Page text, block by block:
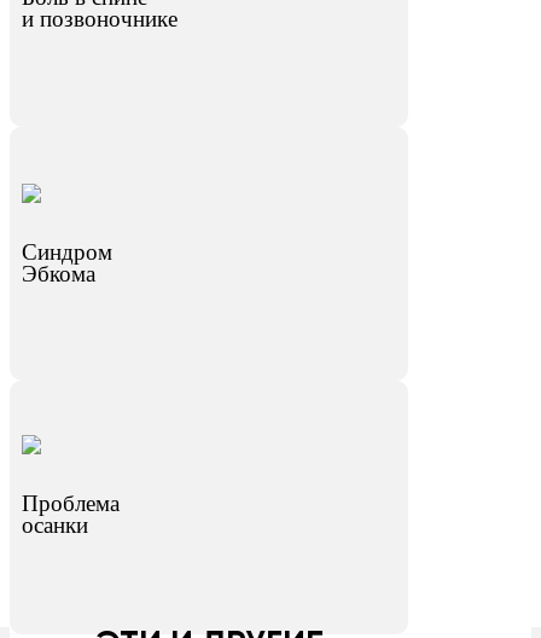
и позвоночнике
Синдром
Эбкома
Проблема
осанки